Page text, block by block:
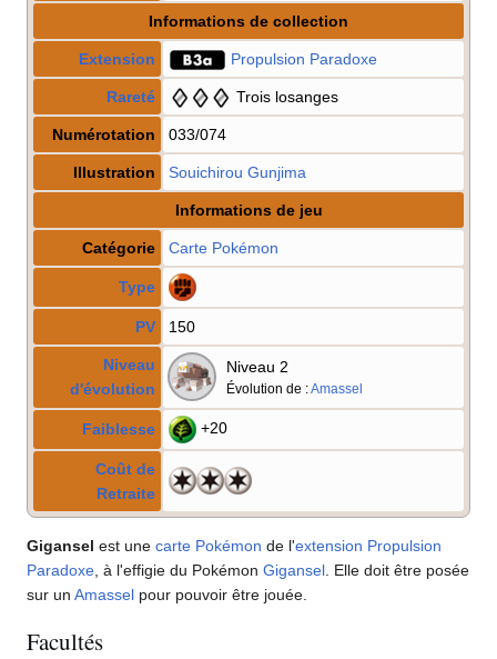
Informations de collection
Extension Propulsion Paradoxe
Rareté Trois losanges
Numérotation 033/074
Illustration Souichirou Gunjima
Informations de jeu
Catégorie Carte Pokémon
Type
PV 150
Niveau
d'évolution
Niveau 2
Évolution de :Amassel
Faiblesse +20
Coût de
Retraite
Gigansel est une carte Pokémon de l'extension Propulsion
Paradoxe , à l'effigie du Pokémon Gigansel . Elle doit être posée
sur un Amassel pour pouvoir être jouée.
Facultés